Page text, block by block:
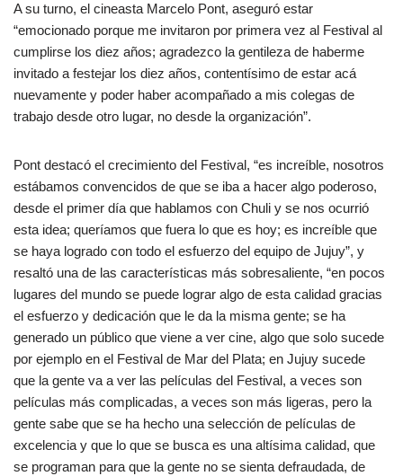
A su turno, el cineasta Marcelo Pont, aseguró estar
“emocionado porque me invitaron por primera vez al Festival al
cumplirse los diez años; agradezco la gentileza de haberme
invitado a festejar los diez años, contentísimo de estar acá
nuevamente y poder haber acompañado a mis colegas de
trabajo desde otro lugar, no desde la organización”.
Pont destacó el crecimiento del Festival, “es increíble, nosotros
estábamos convencidos de que se iba a hacer algo poderoso,
desde el primer día que hablamos con Chuli y se nos ocurrió
esta idea; queríamos que fuera lo que es hoy; es increíble que
se haya logrado con todo el esfuerzo del equipo de Jujuy”, y
resaltó una de las características más sobresaliente, “en pocos
lugares del mundo se puede lograr algo de esta calidad gracias
el esfuerzo y dedicación que le da la misma gente; se ha
generado un público que viene a ver cine, algo que solo sucede
por ejemplo en el Festival de Mar del Plata; en Jujuy sucede
que la gente va a ver las películas del Festival, a veces son
películas más complicadas, a veces son más ligeras, pero la
gente sabe que se ha hecho una selección de películas de
excelencia y que lo que se busca es una altísima calidad, que
se programan para que la gente no se sienta defraudada, de